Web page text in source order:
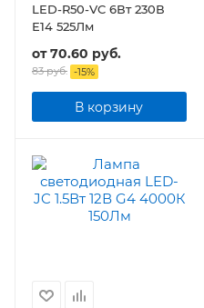
LED-R50-VC 6Вт 230В
Е14 525Лм
от70.60 руб.
83 руб. -15%
В корзину